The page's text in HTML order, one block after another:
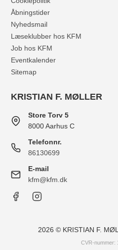
Åbningstider
Nyhedsmail
Læseklubber hos KFM
Job hos KFM
Eventkalender
Sitemap
KRISTIAN F. MØLLER
Store Torv 5
8000 Aarhus C
Telefonnr.
86130699
E-mail
kfm@kfm.dk
2026 © KRISTIAN F.
CVR-nummer: